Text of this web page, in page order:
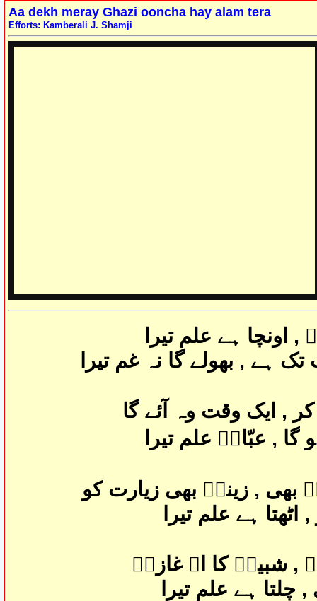
Aa dekh meray Ghazi ooncha hay alam tera
Efforts: Kamberali J. Shamji
اونچا ہے علم تیرا
ہے , بھولے گا نہ غم تیرا
, ایک وقت وہ آئے گا
, عبّاسؑ علم تیرا
بھی , زینبؑ بھی زیارت کو
ہے علم تیرا
, شبیرؑ کا اے غازیؑ
چلتا ہے علم تیرا